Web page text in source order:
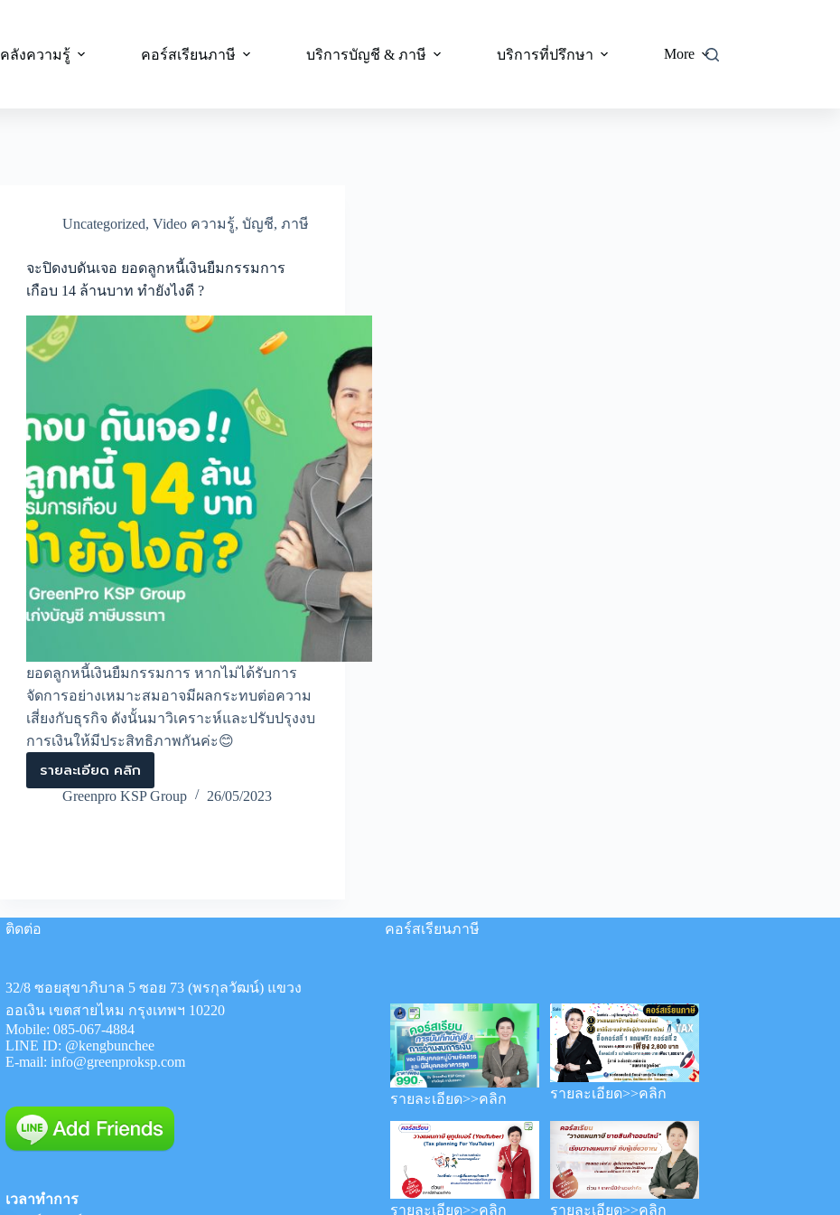
คลังความรู้ คอร์สเรียนภาษี บริการบัญชี & ภาษี บริการที่ปรึกษา More
Uncategorized,Video ความรู้,บัญชี,ภาษี
จะปิดงบดันเจอ ยอดลูกหนี้เงินยืมกรรมการ
เกือบ 14 ล้านบาท ทำยังไงดี ?
ยอดลูกหนี้เงินยืมกรรมการ หากไม่ได้รับการ
จัดการอย่างเหมาะสมอาจมีผลกระทบต่อความ
เสี่ยงกับธุรกิจ ดังนั้นมาวิเคราะห์และปรับปรุงงบ
การเงินให้มีประสิทธิภาพกันค่ะ😊
รายละเอียด คลิก
จะ
ปิด
งบ
ยืม
ล้าน
บาท
ทำ
ยัง
ไงดี
?
Greenpro KSP Group 26/05/2023
ติดต่อ
32/8 ซอยสุขาภิบาล 5 ซอย 73 (พรกุลวัฒน์) แขวง
ออเงิน เขตสายไหม กรุงเทพฯ 10220
Mobile: 085-067-4884
LINE ID: @kengbunchee
E-mail: info@greenproksp.com
เวลาทำการ
คอร์สเรียนภาษี
รายละเอียด>>คลิก รายละเอียด>>คลิก
รายละเอียด>>คลิก รายละเอียด>>คลิก